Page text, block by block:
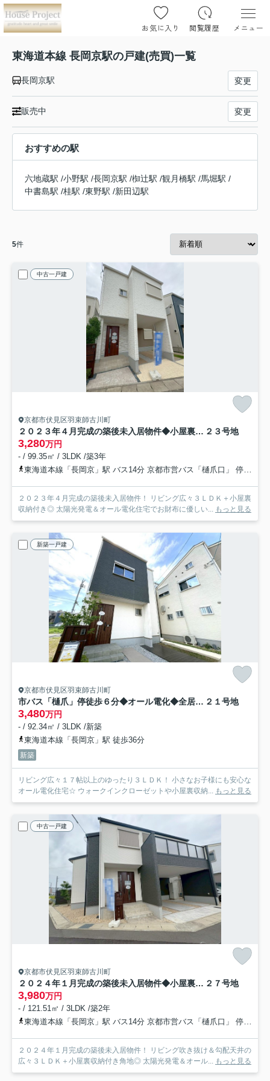
お気に入り 閲覧履歴 メニュー
東海道本線 長岡京駅の戸建(売買)一覧
長岡京駅 変更
販売中 変更
おすすめの駅
六地蔵駅 /小野駅 /長岡京駅 /椥辻駅 /観月橋駅 /馬堀駅 /
中書島駅 /桂駅 /東野駅 /新田辺駅
5件
中古一戸建
京都市伏見区羽束師古川町
２０２３年４月完成の築後未入居物件◆小屋裏収納付き３ＬＤＫ◆伏見区羽束師古川町 ２３号地
3,280万円
- / 99.35㎡ / 3LDK /築3年
東海道本線「長岡京」駅 バス14分 京都市営バス「樋爪口」 停歩6分
２０２３年４月完成の築後未入居物件！ リビング広々３ＬＤＫ＋小屋裏
収納付き◎ 太陽光発電＆オール電化住宅でお財布に優しい...
もっと見る
新築一戸建
京都市伏見区羽束師古川町
市バス「樋爪」停徒歩６分◆オール電化◆全居室６帖以上◆収納豊富◆伏見区羽束師古川町 ２１号地
3,480万円
- / 92.34㎡ / 3LDK /新築
東海道本線「長岡京」駅 徒歩36分
新築
リビング広々１７帖以上のゆったり３ＬＤＫ！ 小さなお子様にも安心な
オール電化住宅☆ ウォークインクローゼットや小屋裏収納...
もっと見る
中古一戸建
京都市伏見区羽束師古川町
２０２４年１月完成の築後未入居物件◆小屋裏収納付き３ＬＤＫ◆伏見区羽束師古川町 ２７号地
3,980万円
- / 121.51㎡ / 3LDK /築2年
東海道本線「長岡京」駅 バス14分 京都市営バス「樋爪口」 停歩6分
２０２４年１月完成の築後未入居物件！ リビング吹き抜け＆勾配天井の
広々３ＬＤＫ＋小屋裏収納付き角地◎ 太陽光発電＆オール... もっと見る